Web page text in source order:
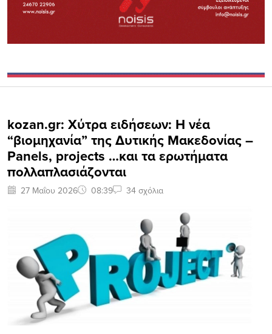
kozan.gr: Χύτρα ειδήσεων: Η νέα
“βιομηχανία” της Δυτικής Μακεδονίας –
Panels, projects …και τα ερωτήματα
πολλαπλασιάζονται
27 Μαΐου 2026 08:39 34 σχόλια